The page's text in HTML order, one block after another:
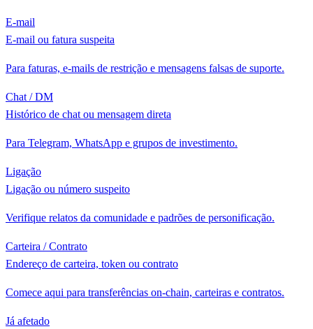
E-mail
E-mail ou fatura suspeita
Para faturas, e-mails de restrição e mensagens falsas de suporte.
Chat / DM
Histórico de chat ou mensagem direta
Para Telegram, WhatsApp e grupos de investimento.
Ligação
Ligação ou número suspeito
Verifique relatos da comunidade e padrões de personificação.
Carteira / Contrato
Endereço de carteira, token ou contrato
Comece aqui para transferências on-chain, carteiras e contratos.
Já afetado